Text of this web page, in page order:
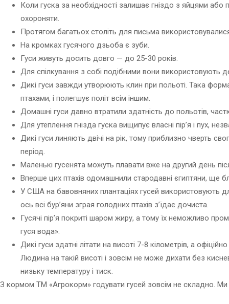
Коли гуска за необхідності залишає гніздо з яйцями
охороняти.
Протягом багатьох століть для письма використовувалися
На кромках гусячого дзьоба є зуби.
Гуси живуть досить довго — до 25-30 років.
Для спілкування з собі подібними вони використовують
Дикі гуси завжди утворюють клин при польоті. Така
птахами, і полегшує політ всім іншим.
Домашні гуси давно втратили здатність до польотів,
Для утеплення гнізда гуска вищипує власні пір’я і пух,
Дикі гуси линяють двічі на рік, тому приблизно чверть
період.
Маленькі гусенята можуть плавати вже на другий день
Вперше цих птахів одомашнили стародавні єгиптяни, ще
У США на бавовняних плантаціях гусей використовують
ось всі бур’яни зграя голодних птахів з’їдає дочиста.
Гусячі пір’я покриті шаром жиру, а тому їх неможливо
гуся вода».
Дикі гуси здатні літати на висоті 7-8 кілометрів, а
Людина на такій висоті і зовсім не може дихати без
низьку температуру і тиск.
З кормом ТМ «Агрокорм» годувати гусей зовсім не складно.